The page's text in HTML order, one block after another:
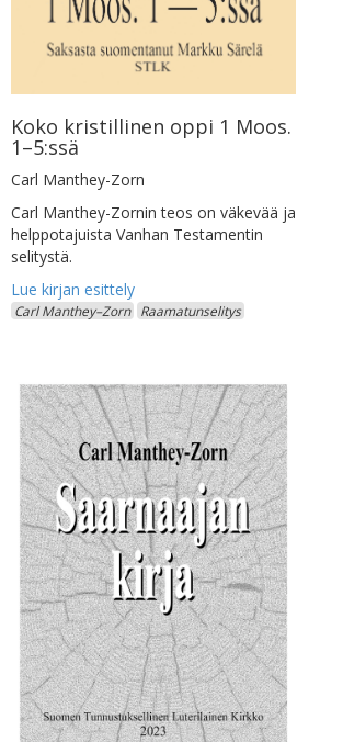
Koko kristillinen oppi 1 Moos.
1–5:ssä
Carl Manthey-Zorn
Carl Manthey-Zornin teos on väkevää ja
helppotajuista Vanhan Testamentin
selitystä.
Carl Manthey–Zorn Raamatunselitys